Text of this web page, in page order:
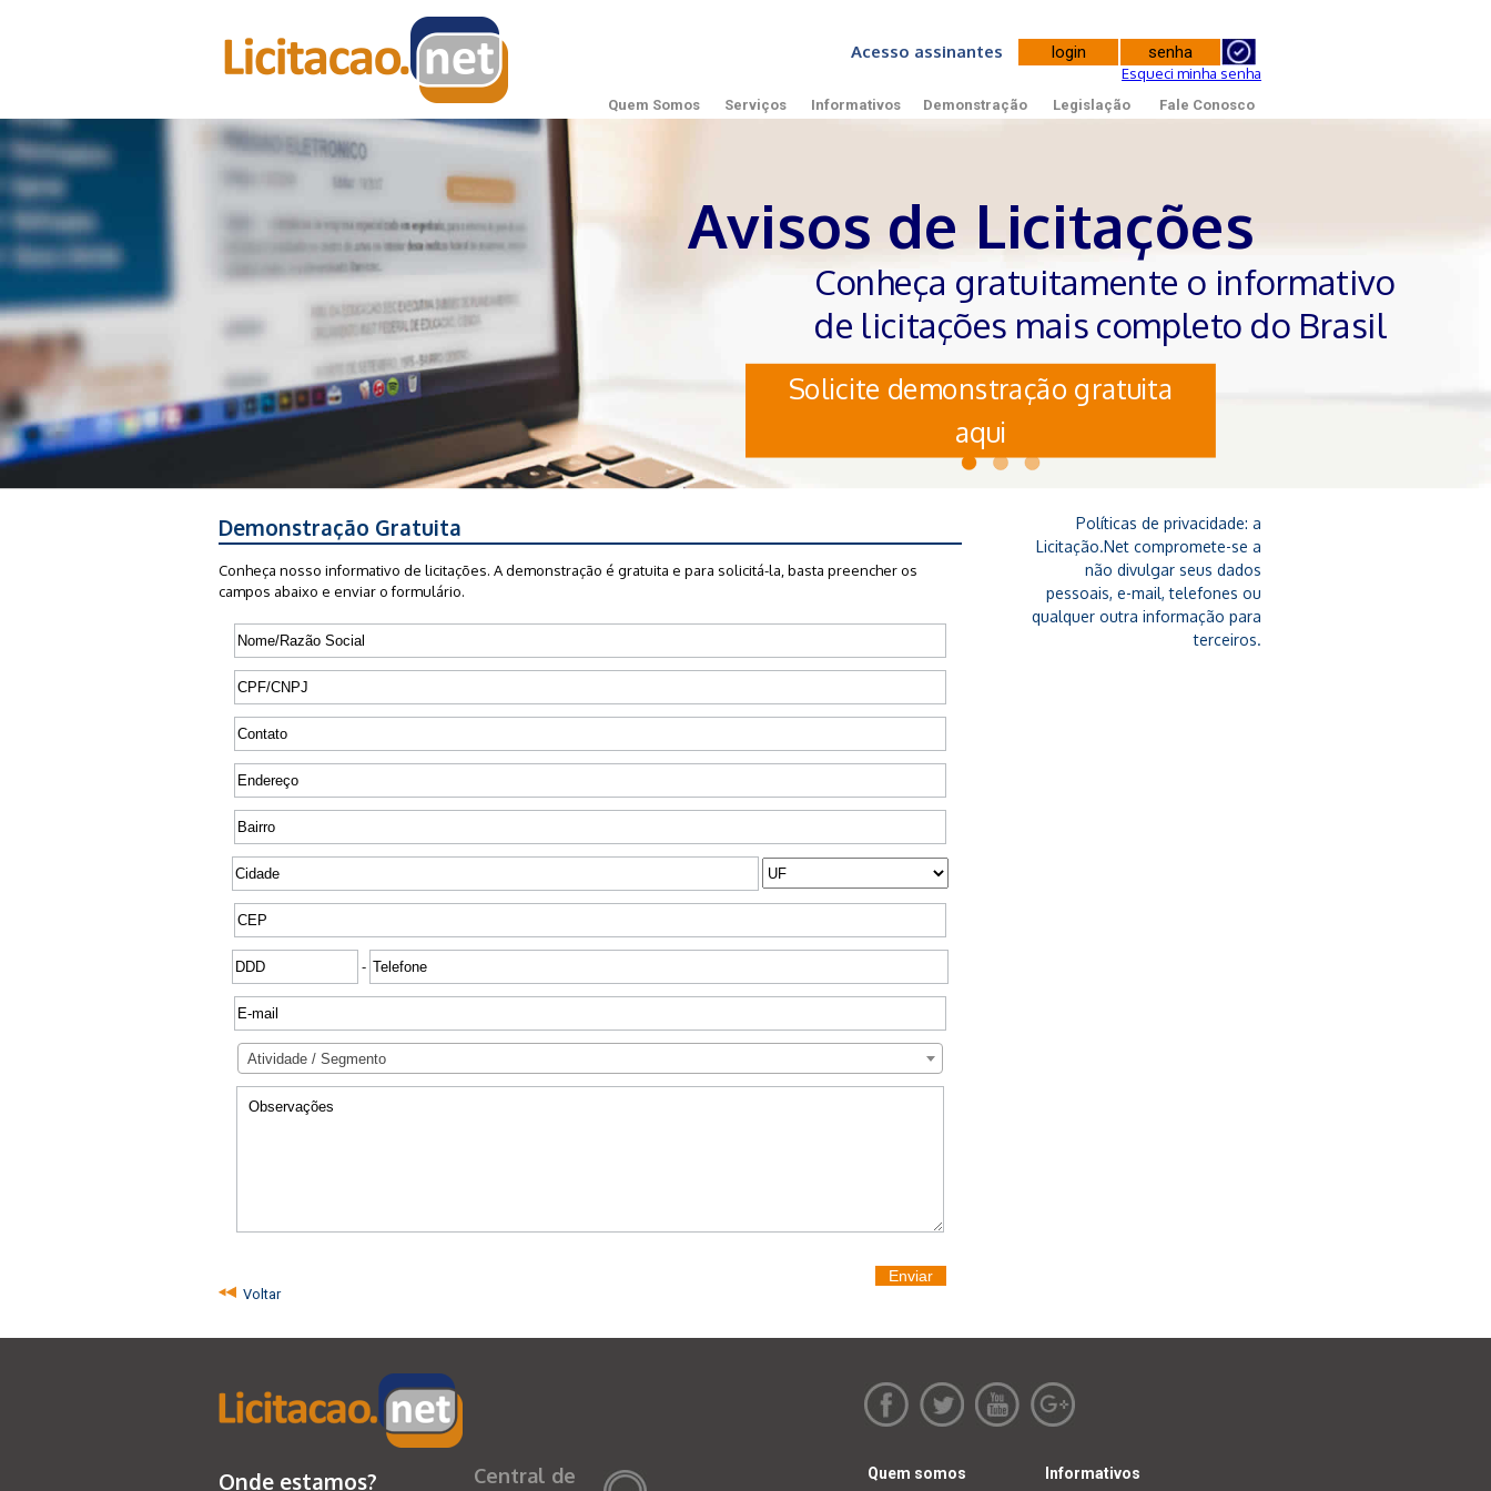
Acesso assinantes
Esqueci minha senha
Quem Somos Serviços Informativos Demonstração Legislação Fale Conosco
Avisos de Licitações
Conheça gratuitamente o informativo
de licitações mais completo do Brasil
Solicite demonstração gratuita
aqui
Demonstração Gratuita
Conheça nosso informativo de licitações. A demonstração é gratuita e para solicitá-la, basta preencher os
campos abaixo e enviar o formulário.
-
Atividade / Segmento
Enviar
Voltar
Políticas de privacidade: a
Licitação.Net compromete-se a
não divulgar seus dados
pessoais, e-mail, telefones ou
qualquer outra informação para
terceiros.
Onde estamos?
Central de
Quem somos Informativos